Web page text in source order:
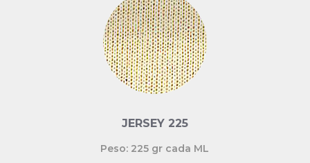
JERSEY 225
Peso: 225 gr cada ML